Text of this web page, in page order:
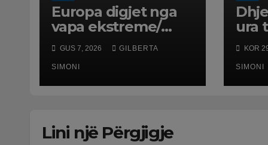
Europa digjet nga
vapa ekstreme/
“Thyhen” rekordet
e temperaturave,
mijëra viktima nga
nxehtësia
GUS 7, 2026 GILBERTA
SIMONI
ura
dhe
i
KOR
SIMONI
Lini një Përgjigje